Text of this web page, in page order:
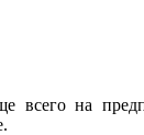
всего на